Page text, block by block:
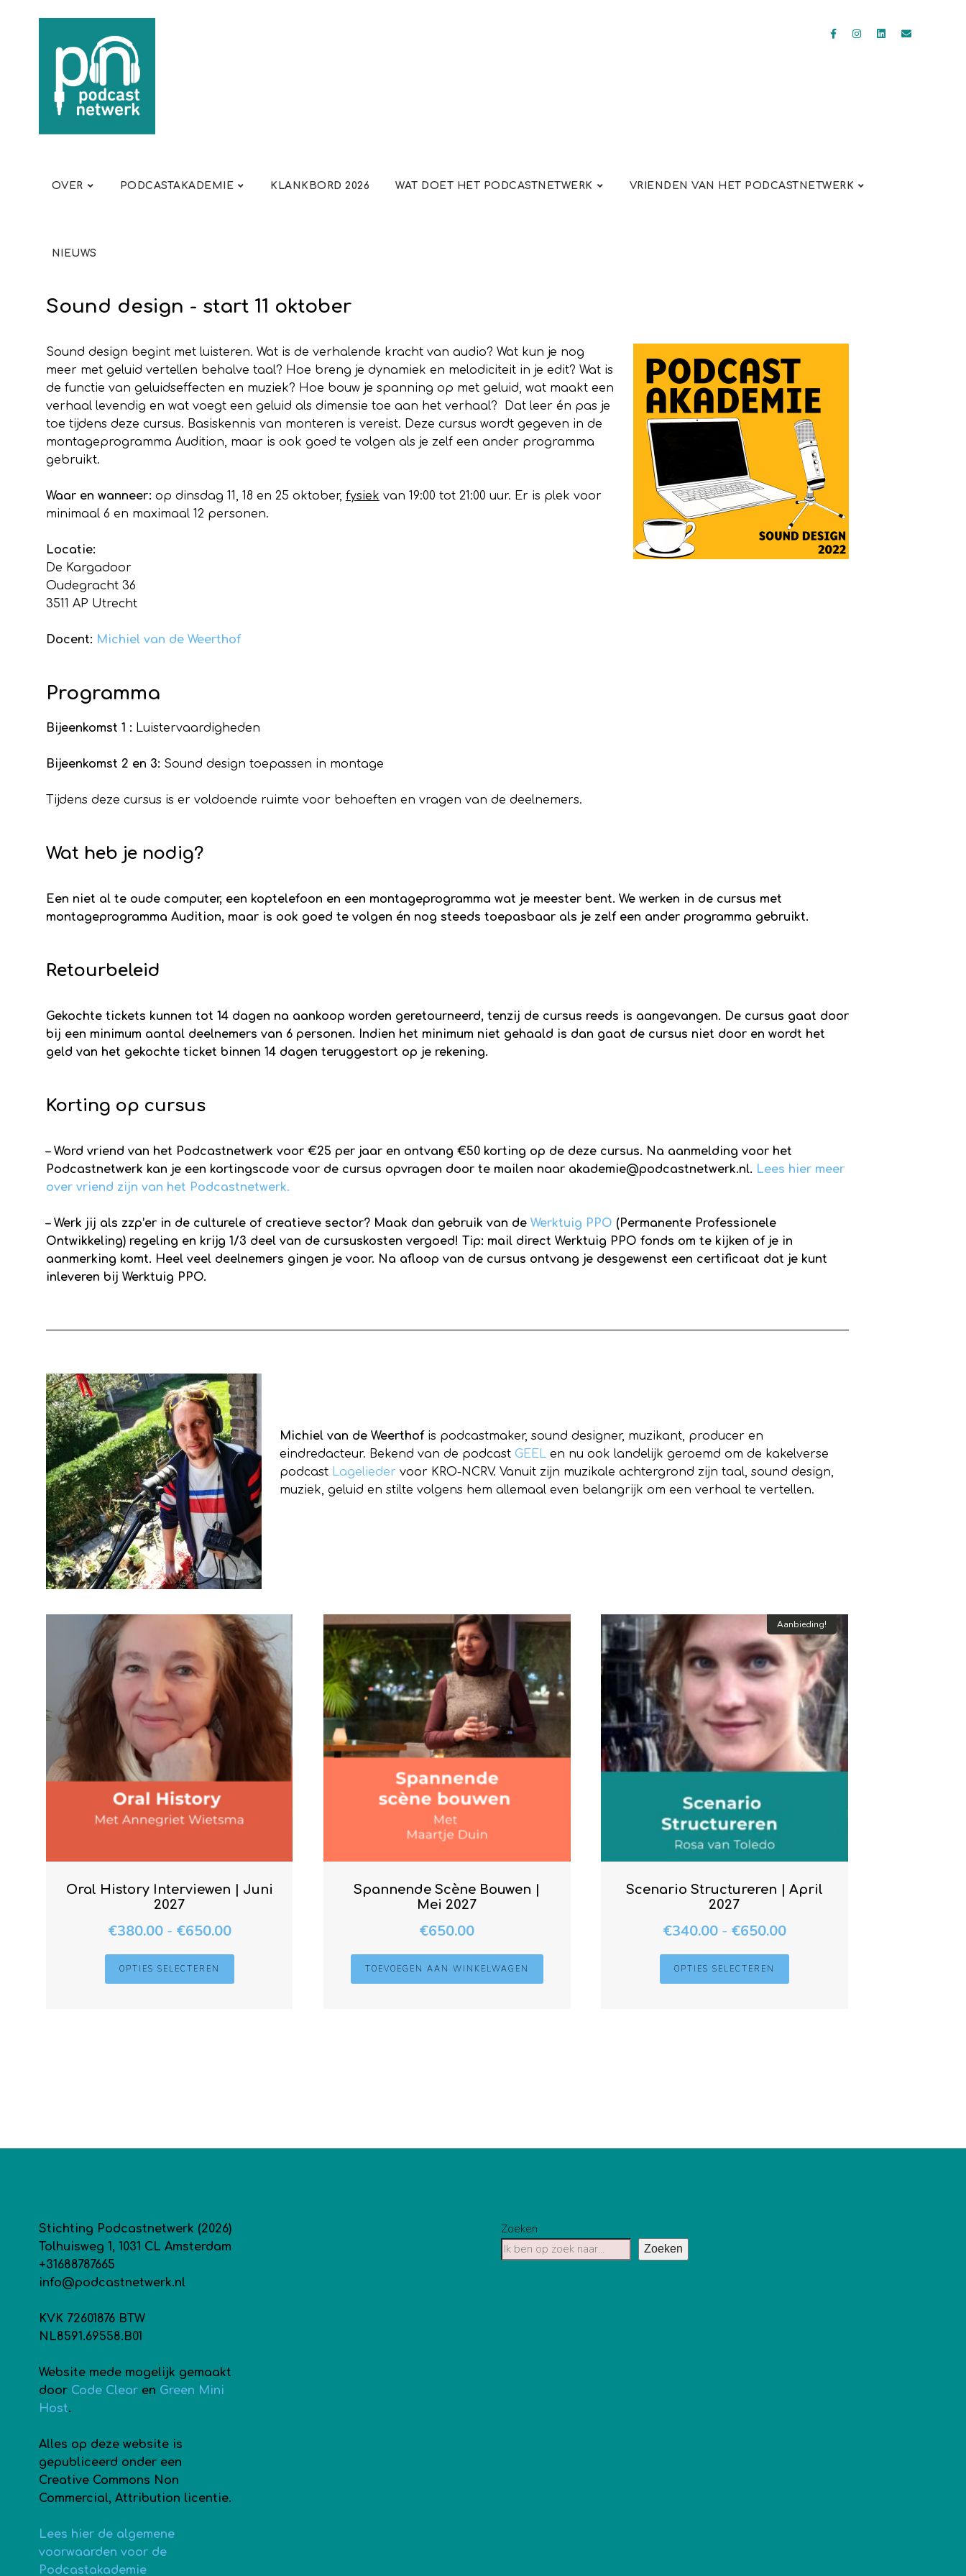
OVER PODCASTAKADEMIE KLANKBORD 2026 WAT DOET HET PODCASTNETWERK VRIENDEN VAN HET PODCASTNETWERK
NIEUWS
Sound design - start 11 oktober
Sound design begint met luisteren. Wat is de verhalende kracht van audio? Wat kun je nog
meer met geluid vertellen behalve taal? Hoe breng je dynamiek en melodiciteit in je edit? Wat is
de functie van geluidseffecten en muziek? Hoe bouw je spanning op met geluid, wat maakt een
verhaal levendig en wat voegt een geluid als dimensie toe aan het verhaal? Dat leer én pas je
toe tijdens deze cursus. Basiskennis van monteren is vereist. Deze cursus wordt gegeven in de
montageprogramma Audition, maar is ook goed te volgen als je zelf een ander programma
gebruikt.
Waar en wanneer: op dinsdag 11, 18 en 25 oktober, fysiek van 19:00 tot 21:00 uur. Er is plek voor
minimaal 6 en maximaal 12 personen.
Locatie:
De Kargadoor
Oudegracht 36
3511 AP Utrecht
Docent: Michiel van de Weerthof
Programma
Bijeenkomst 1 : Luistervaardigheden
Bijeenkomst 2 en 3: Sound design toepassen in montage
Tijdens deze cursus is er voldoende ruimte voor behoeften en vragen van de deelnemers.
Wat heb je nodig?
Een niet al te oude computer, een koptelefoon en een montageprogramma wat je meester bent. We werken in de cursus met
montageprogramma Audition, maar is ook goed te volgen én nog steeds toepasbaar als je zelf een ander programma gebruikt.
Retourbeleid
Gekochte tickets kunnen tot 14 dagen na aankoop worden geretourneerd, tenzij de cursus reeds is aangevangen. De cursus gaat door
bij een minimum aantal deelnemers van 6 personen. Indien het minimum niet gehaald is dan gaat de cursus niet door en wordt het
geld van het gekochte ticket binnen 14 dagen teruggestort op je rekening.
Korting op cursus
– Word vriend van het Podcastnetwerk voor €25 per jaar en ontvang €50 korting op de deze cursus. Na aanmelding voor het
Podcastnetwerk kan je een kortingscode voor de cursus opvragen door te mailen naar akademie@podcastnetwerk.nl. Lees hier meer
over vriend zijn van het Podcastnetwerk.
– Werk jij als zzp’er in de culturele of creatieve sector? Maak dan gebruik van de Werktuig PPO (Permanente Professionele
Ontwikkeling) regeling en krijg 1/3 deel van de cursuskosten vergoed! Tip: mail direct Werktuig PPO fonds om te kijken of je in
aanmerking komt. Heel veel deelnemers gingen je voor. Na afloop van de cursus ontvang je desgewenst een certificaat dat je kunt
inleveren bij Werktuig PPO.
Michiel van de Weerthofis podcastmaker, sound designer, muzikant, producer en
eindredacteur. Bekend van de podcast GEEL en nu ook landelijk geroemd om de kakelverse
podcast Lagelieder voor KRO-NCRV. Vanuit zijn muzikale achtergrond zijn taal, sound design,
muziek, geluid en stilte volgens hem allemaal even belangrijk om een verhaal te vertellen.
Oral History Interviewen | Juni
2027
€380.00 - €650.00
OPTIES SELECTEREN
Spannende Scène Bouwen |
Mei 2027
€650.00
TOEVOEGEN AAN WINKELWAGEN
Aanbieding!
Scenario Structureren | April
2027
€340.00 - €650.00
OPTIES SELECTEREN
Stichting Podcastnetwerk (2026)
Tolhuisweg 1, 1031 CL Amsterdam
+31688787665
info@podcastnetwerk.nl
KVK 72601876 BTW
NL8591.69558.B01
Website mede mogelijk gemaakt
door Code Clearen Green Mini
Host.
Alles op deze website is
gepubliceerd onder een
Creative Commons Non
Commercial, Attribution licentie.
Lees hier de algemene
voorwaarden voor de
Podcastakademie
Zoeken
Zoeken